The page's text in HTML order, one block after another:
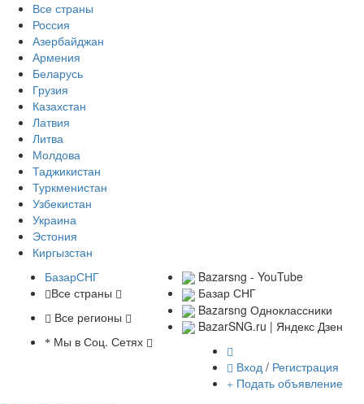
Все страны
Россия
Азербайджан
Армения
Беларусь
Грузия
Казахстан
Латвия
Литва
Молдова
Таджикистан
Туркменистан
Узбекистан
Украина
Эстония
Киргызстан
БазарСНГ
Все страны
Все регионы
Мы в Соц. Сетях
Bazarsng - YouTube
Базар СНГ
Bazarsng Одноклассники
BazarSNG.ru | Яндекс Дзен
Вход / Регистрация
Подать объявление